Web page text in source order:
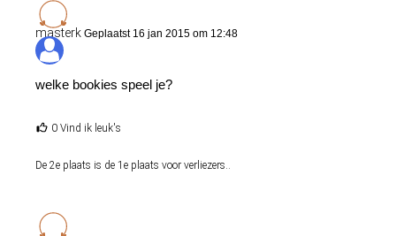
masterk Geplaatst 16 jan 2015 om 12:48
welke bookies speel je?
0 Vind ik leuk's
De 2e plaats is de 1e plaats voor verliezers..